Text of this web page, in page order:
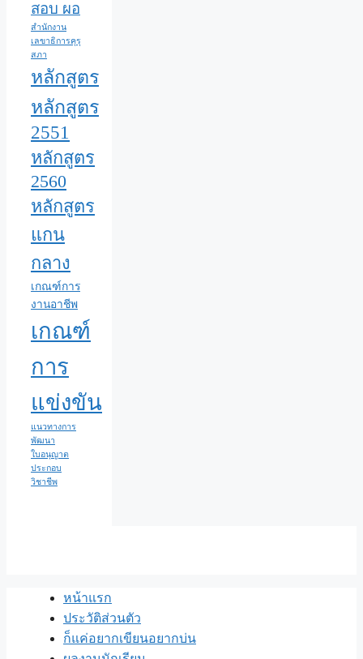
สอบ ผอ
สำนักงาน
เลขาธิการคุรุ
สภา
หลักสูตร
หลักสูตร
2551
หลักสูตร
2560
หลักสูตร
แกน
กลาง
เกณฑ์การ
งานอาชีพ
เกณฑ์
การ
แข่งขัน
แนวทางการ
พัฒนา
ใบอนุญาต
ประกอบ
วิชาชีพ
หน้าแรก
ประวัติส่วนตัว
ก็แค่อยากเขียนอยากบ่น